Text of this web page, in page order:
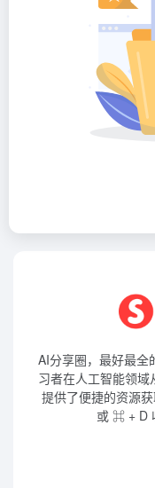
AI分享圈，最好最全
习者在人工智能领
提供了便捷的资源
或 ⌘ + D